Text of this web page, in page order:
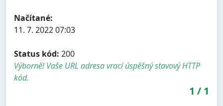
Načítané:
11. 7. 2022 07:03
Status kód: 200
Výborně! Vaše URL adresa vrací úspěšný stavový HTTP
kód.
1 / 1